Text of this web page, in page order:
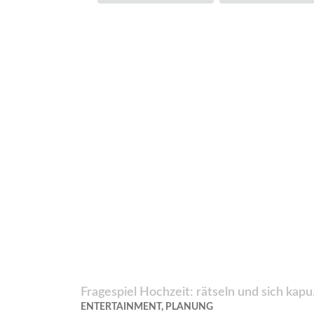
Fragespiel Hochzeit: rätseln und sich
ENTERTAINMENT, PLANUNG